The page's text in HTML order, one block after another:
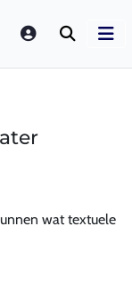
LOGIN
wat textuele